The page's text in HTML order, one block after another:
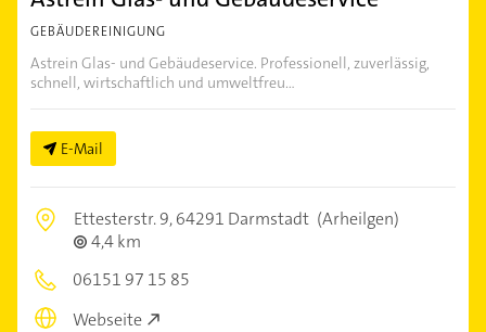
GEBÄUDEREINIGUNG
Astrein Glas- und Gebäudeservice. Professionell, zuverlässig,
schnell, wirtschaftlich und umweltfreu...
E-Mail
Ettesterstr. 9,64291 Darmstadt (Arheilgen)
4,4 km
06151 97 15 85
Webseite